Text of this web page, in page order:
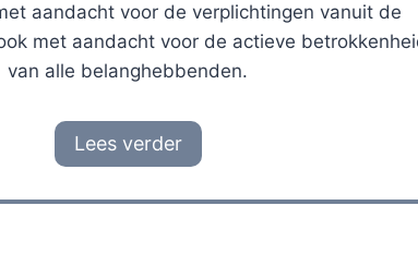
aandacht voor de verplichtingen vanuit de
met aandacht voor de actieve
van alle belanghebbenden.
Lees verder